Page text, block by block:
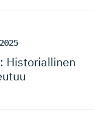
Historiallinen